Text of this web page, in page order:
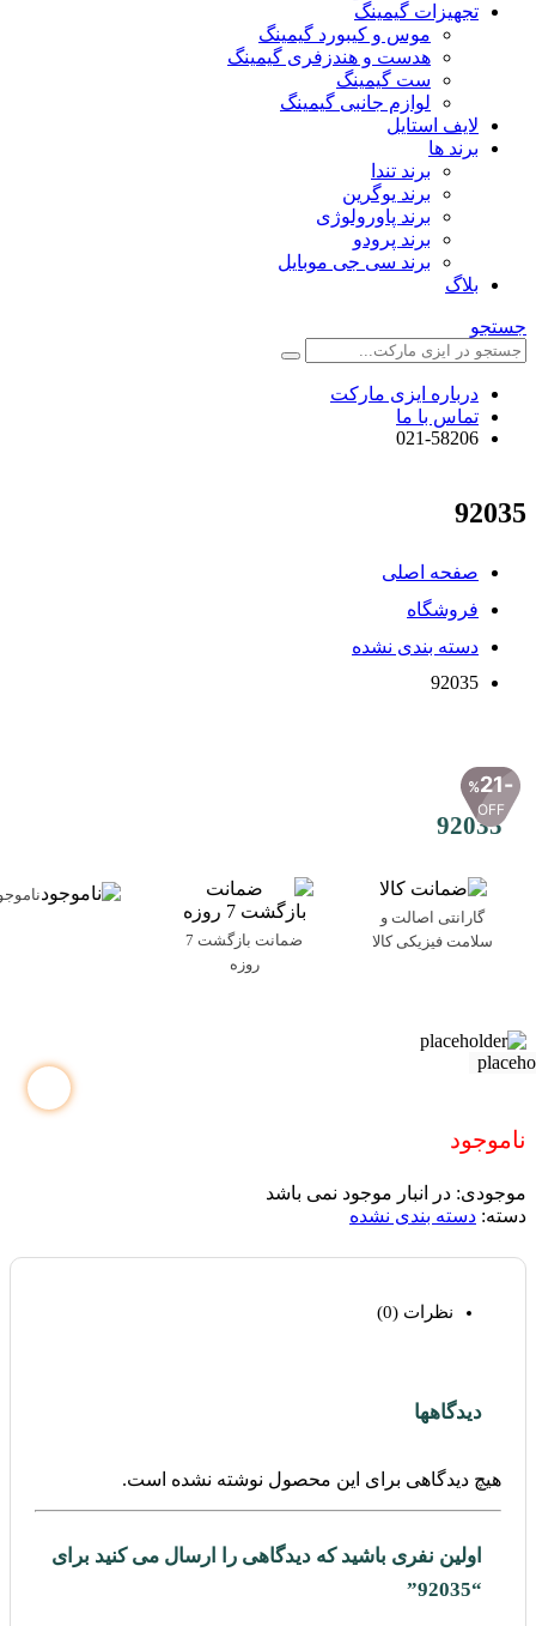
تجهیزات گیمینگ
موس و کیبورد گیمینگ
هدست و هندزفری گیمینگ
ست گیمینگ
لوازم جانبی گیمینگ
لایف استایل
برند ها
برند تندا
برند یوگرین
برند پاورولوژی
برند پرودو
برند سی جی موبایل
بلاگ
جستجو
درباره ایزی مارکت
تماس با ما
021-58206
92035
صفحه اصلی
فروشگاه
دسته بندی نشده
92035
92035
گارانتی اصالت و
سلامت فیزیکی کالا
ضمانت بازگشت 7
روزه
21
%
OFF
ناموجود
موجودی: در انبار موجود نمی باشد
دسته: دسته بندی نشده
نظرات (0)
دیدگاهها
هیچ دیدگاهی برای این محصول نوشته نشده است.
اولین نفری باشید که دیدگاهی را ارسال می کنید برای
“92035”